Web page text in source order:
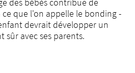
que l'on appelle le bonding -
devrait développer un
avec ses parents.